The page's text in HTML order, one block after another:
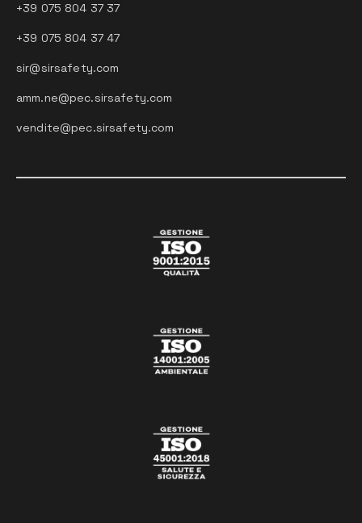
+39 075 804 37 37
+39 075 804 37 47
sir@sirsafety.com
amm.ne@pec.sirsafety.com
vendite@pec.sirsafety.com